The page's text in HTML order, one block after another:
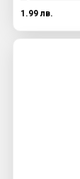
1.99 лв.